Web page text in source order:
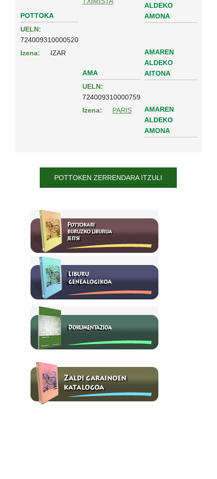
POTTOKA
UELN:
724009310000520
Izena:
IZAR
ALDEKO
AMONA
AMA
UELN:
724009310000759
Izena:
PARIS
AMAREN
ALDEKO
AITONA
AMAREN
ALDEKO
AMONA
POTTOKEN ZERRENDARA ITZULI